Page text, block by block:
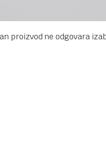
proizvod ne odgovara